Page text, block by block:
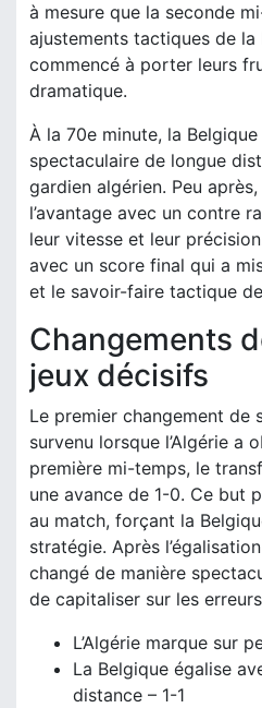
à mesure que la seconde
ajustements tactiques de la
commencé à porter leurs
dramatique.
À la 70e minute, la
spectaculaire de longue
gardien algérien. Peu
l’avantage avec un contre
leur vitesse et leur
avec un score final qui a
et le savoir-faire tactique
Changements
jeux décisifs
Le premier changement de
survenu lorsque l’Algérie a
première mi-temps, le
une avance de 1-0. Ce but
au match, forçant la
stratégie. Après l’égalisation
changé de manière
de capitaliser sur les
L’Algérie marque sur
La Belgique égalise
distance – 1-1